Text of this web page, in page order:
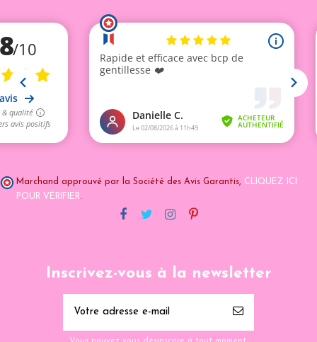
Marchand approuvé par la Société des Avis Garantis, CLIQUEZ ICI
POUR VÉRIFIER.
Inscrivez-vous à la newsletter